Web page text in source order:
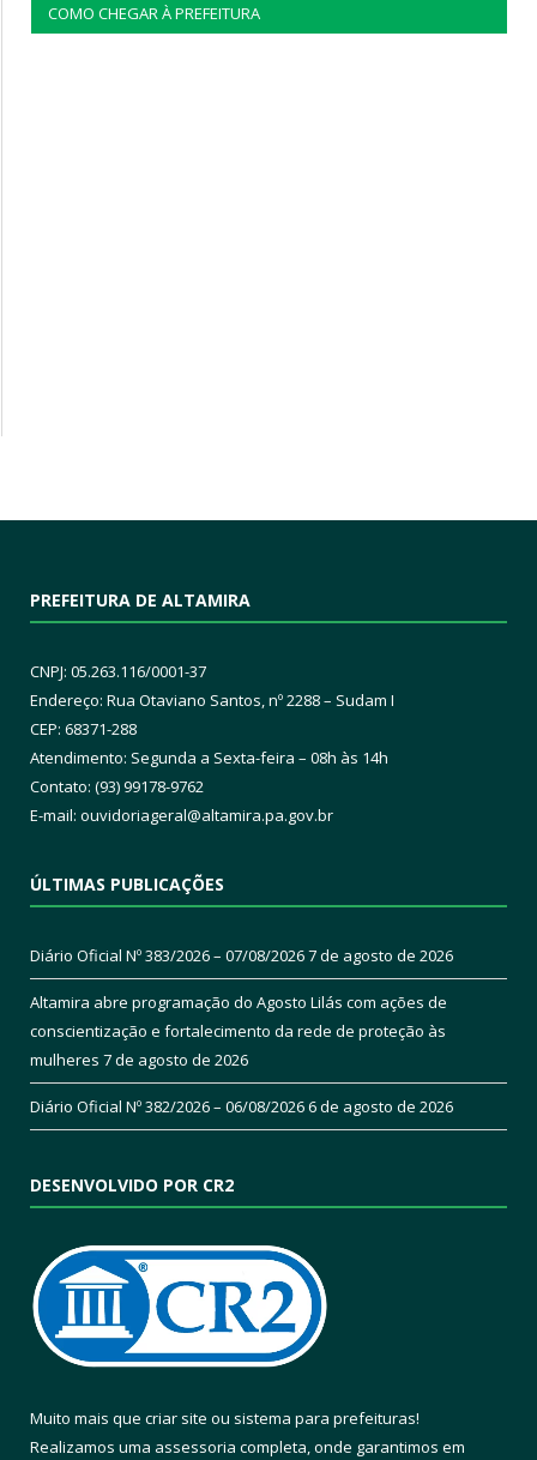
COMO CHEGAR À PREFEITURA
PREFEITURA DE ALTAMIRA
CNPJ: 05.263.116/0001-37
Endereço: Rua Otaviano Santos, nº 2288 – Sudam I
CEP: 68371-288
Atendimento: Segunda a Sexta-feira – 08h às 14h
Contato: (93) 99178-9762
E-mail: ouvidoriageral@altamira.pa.gov.br
ÚLTIMAS PUBLICAÇÕES
Diário Oficial Nº 383/2026 – 07/08/20267 de agosto de 2026
Altamira abre programação do Agosto Lilás com ações de
conscientização e fortalecimento da rede de proteção às
mulheres 7 de agosto de 2026
Diário Oficial Nº 382/2026 – 06/08/20266 de agosto de 2026
DESENVOLVIDO POR CR2
Muito mais que criar site ou sistema para prefeituras!
Realizamos uma assessoria completa, onde garantimos em